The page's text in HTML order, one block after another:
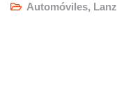
Automóviles,